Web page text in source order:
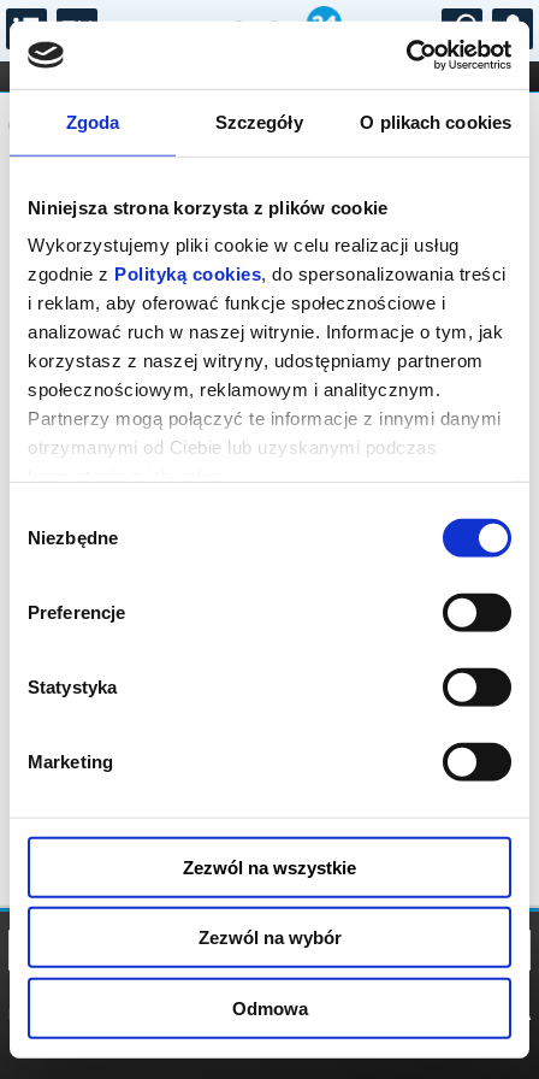
Zgoda Szczegóły O plikach cookies
Niniejsza strona korzysta z plików cookie
Wykorzystujemy pliki cookie w celu realizacji usług
zgodnie z Polityką cookies, do spersonalizowania treści
i reklam, aby oferować funkcje społecznościowe i
analizować ruch w naszej witrynie. Informacje o tym, jak
korzystasz z naszej witryny, udostępniamy partnerom
społecznościowym, reklamowym i analitycznym.
Partnerzy mogą połączyć te informacje z innymi danymi
otrzymanymi od Ciebie lub uzyskanymi podczas
zgody
Niezbędne
Preferencje
Statystyka
Marketing
Zezwól na wszystkie
Zezwól na wybór
Odmowa
...
FILHARMONIA OPERA I BALET
STAND-UP
DLA DZIECI
Komunikat
POLITYKA
POLITYKA